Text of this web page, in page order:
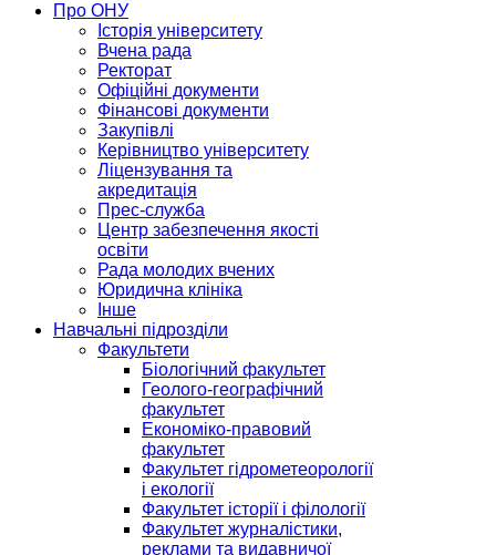
Про ОНУ
Історія університету
Вчена рада
Ректорат
Офіційні документи
Фінансові документи
Закупівлі
Керівництво університету
Ліцензування та
акредитація
Прес-служба
Центр забезпечення якості
освіти
Рада молодих вчених
Юридична клініка
Інше
Навчальні підрозділи
Факультети
Біологічний факультет
Геолого-географічний
факультет
Економіко-правовий
факультет
Факультет гідрометеорології
і екології
Факультет історії і філології
Факультет журналістики,
реклами та видавничої